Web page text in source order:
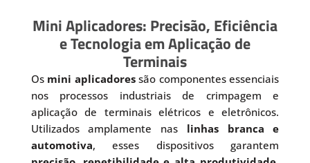
Mini Aplicadores: Precisão, Eficiência
e Tecnologia em Aplicação de
Terminais
Os mini aplicadoressão componentes essenciais
nos processos industriais de crimpagem e
aplicação de terminais elétricos e eletrônicos.
Utilizados amplamente nas linhas branca e
automotiva, esses dispositivos garantem